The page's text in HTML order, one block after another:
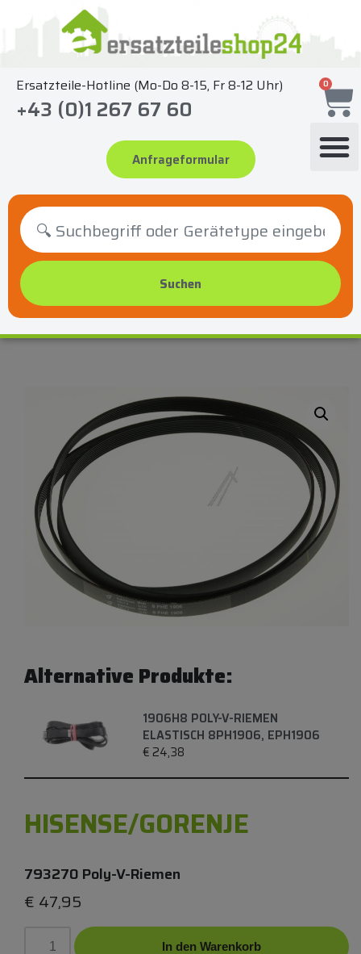
springen
Ersatzteile-Hotline (Mo-Do 8-15, Fr 8-12 Uhr)
+43 (0)1 267 67 60
Anfrageformular
0
Alternative Produkte:
1906H8 POLY-V-RIEMEN
ELASTISCH 8PH1906, EPH1906
€ 24,38
HISENSE/GORENJE
793270 Poly-V-Riemen
€ 47,95
In den Warenkorb